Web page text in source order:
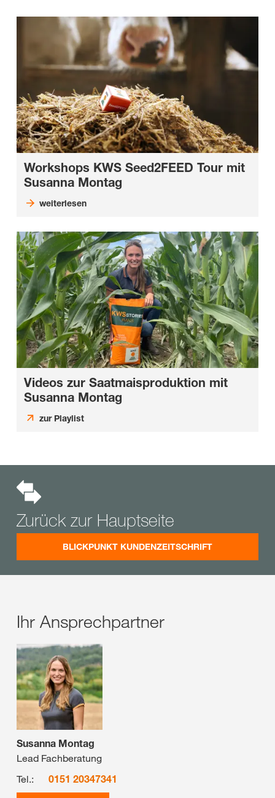
Workshops KWS Seed2FEED Tour mit
Susanna Montag
weiterlesen
Videos zur Saatmaisproduktion mit
Susanna Montag
zur Playlist
Zurück zur Hauptseite
BLICKPUNKT KUNDENZEITSCHRIFT
Ihr Ansprechpartner
Susanna Montag
Lead Fachberatung
Tel.:
0151 20347341